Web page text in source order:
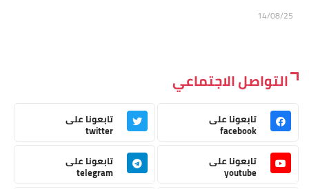
14/08/25
التواصل الاجتماعي
تابعونا على
facebook
تابعونا على
twitter
تابعونا على
youtube
تابعونا على
telegram